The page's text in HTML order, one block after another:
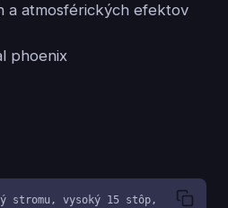
a atmosférických efektov
stromu, vysoký 15 stôp,